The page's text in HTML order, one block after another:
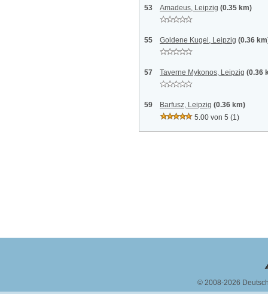
53 Amadeus, Leipzig (0.35 km)
55 Goldene Kugel, Leipzig (0.36
57 Taverne Mykonos, Leipzig (0.36
59 Barfusz, Leipzig (0.36 km)
5.00 von 5 (1)
© 2008-2026